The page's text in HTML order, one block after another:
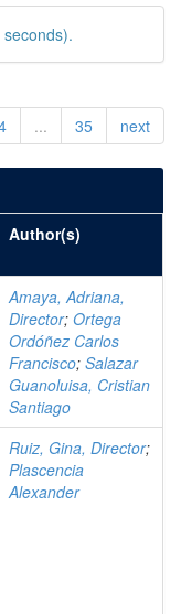
... 35 next
Author(s)
Amaya, Adriana,
Director; Ortega
Ordóñez Carlos
Francisco; Salazar
Guanoluisa, Cristian
Santiago
Ruiz, Gina, Director;
Plascencia
Alexander